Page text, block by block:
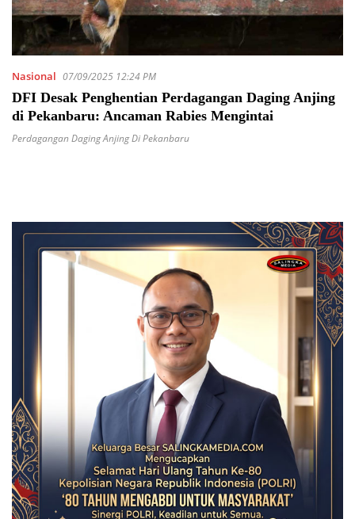
Nasional 07/09/2025 12:24 PM
DFI Desak Penghentian Perdagangan Daging Anjing
di Pekanbaru: Ancaman Rabies Mengintai
Perdagangan Daging Anjing Di Pekanbaru